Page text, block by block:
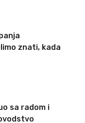
znati, kada
sa radom i